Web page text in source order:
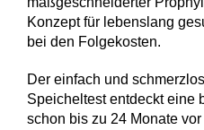
Konzept für lebenslang
bei den Folgekosten.
Der einfach und
Speicheltest entdeckt eine
schon bis zu 24 Monate